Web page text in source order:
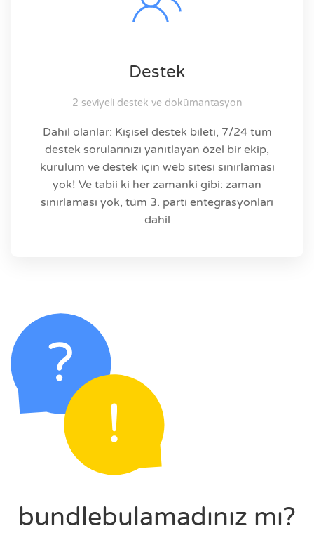
Destek
2 seviyeli destek ve dokümantasyon
Dahil olanlar: Kişisel destek bileti, 7/24 tüm
destek sorularınızı yanıtlayan özel bir ekip,
kurulum ve destek için web sitesi sınırlaması
yok! Ve tabii ki her zamanki gibi: zaman
sınırlaması yok, tüm 3. parti entegrasyonları
dahil
bundlebulamadınız mı?